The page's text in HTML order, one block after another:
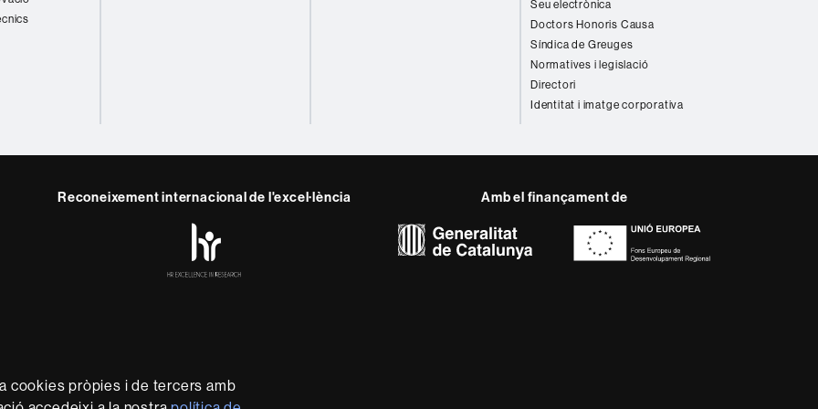
cookies pròpies i de tercers amb
Seu electrònica
Doctors Honoris Causa
Síndica de Greuges
Normatives i legislació
Directori
Identitat i imatge corporativa
Reconeixement internacional de l'excel·lència Amb el finançament de
que imparteix una docència de qualitat i excel·lència, diversificada,
ajustada a les necessitats de la societat i adaptada als nous models de l'Europa